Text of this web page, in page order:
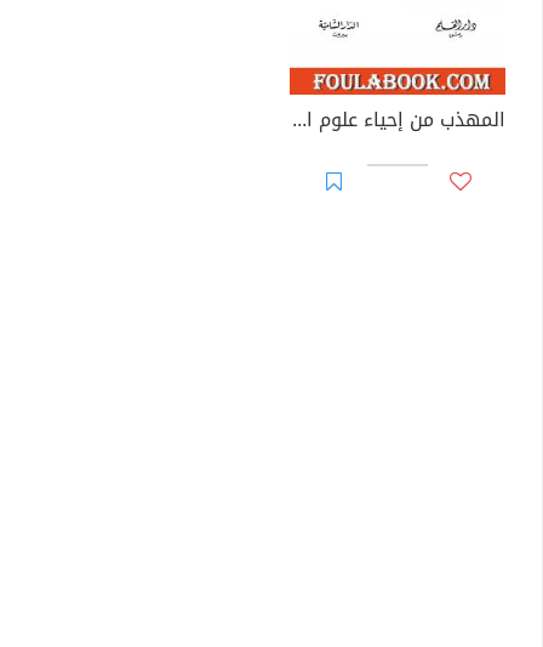
المهذب من إحياء علوم الدين - الجزء الأول: العبادات - العادات